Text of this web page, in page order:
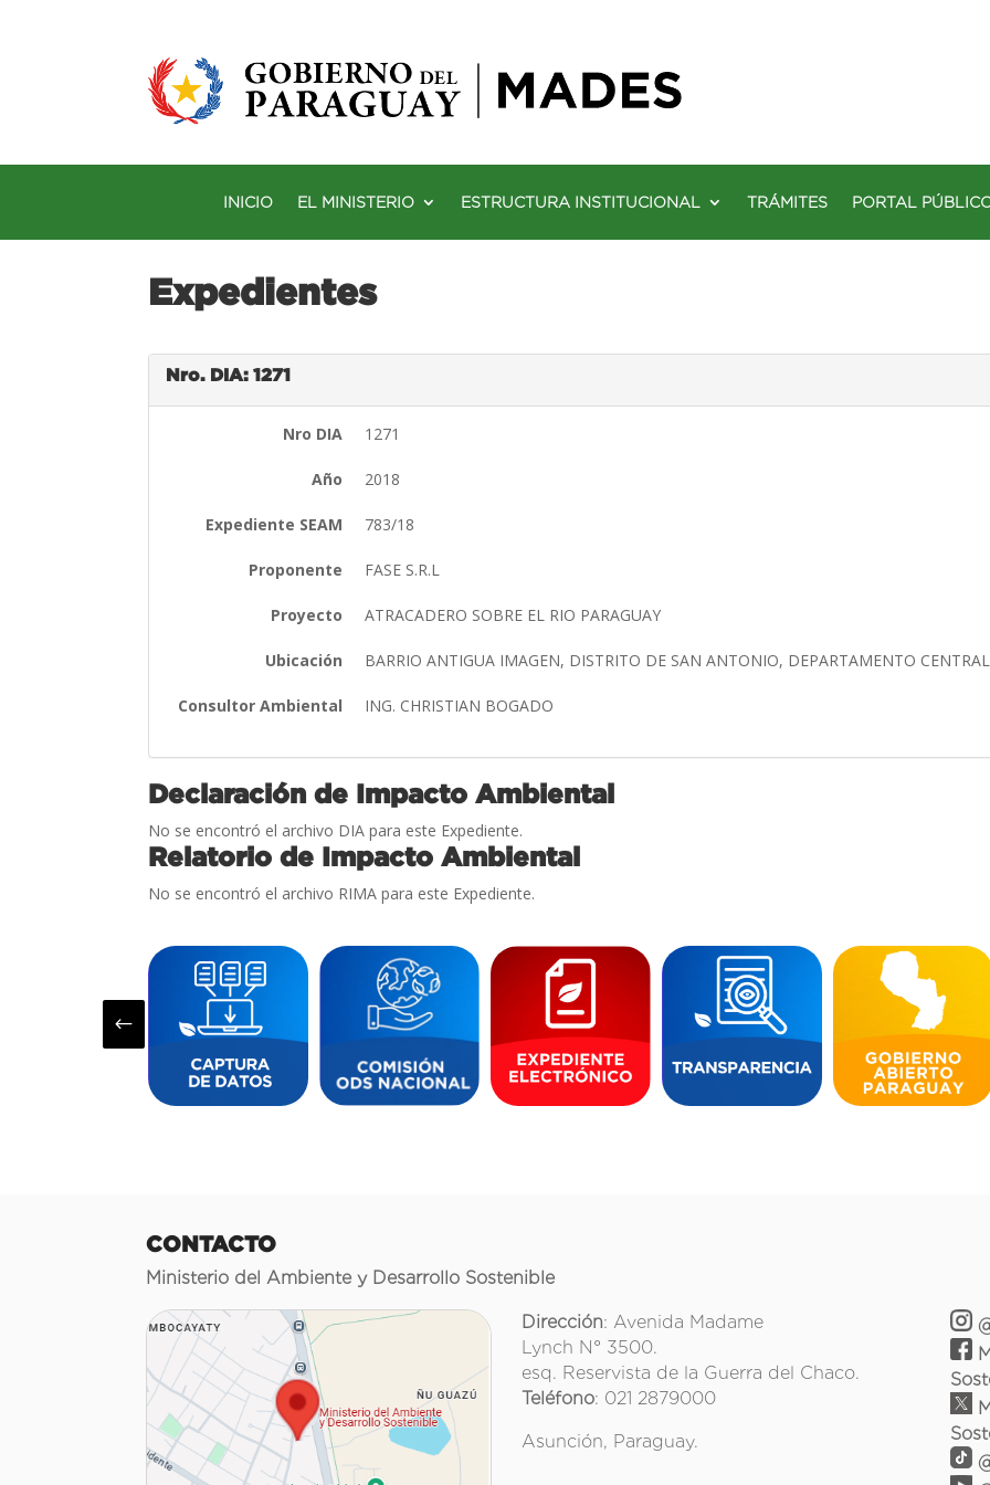
INICIO EL MINISTERIO ESTRUCTURA INSTITUCIONAL TRÁMITES PORTAL
Expedientes
Nro. DIA: 1271
Nro DIA 1271
Año 2018
Expediente SEAM 783/18
Proponente FASE S.R.L
Proyecto ATRACADERO SOBRE EL RIO PARAGUAY
Ubicación BARRIO ANTIGUA IMAGEN, DISTRITO DE SAN ANTONIO, DEPARTAMENTO
Consultor Ambiental ING. CHRISTIAN BOGADO
Declaración de Impacto Ambiental
No se encontró el archivo DIA para este Expediente.
Relatorio de Impacto Ambiental
No se encontró el archivo RIMA para este Expediente.
#
CONTACTO
Ministerio del Ambiente y Desarrollo Sostenible
Dirección: Avenida Madame
Lynch N° 3500.
esq. Reservista de la Guerra del Chaco.
Teléfono: 021 2879000
Asunción, Paraguay.